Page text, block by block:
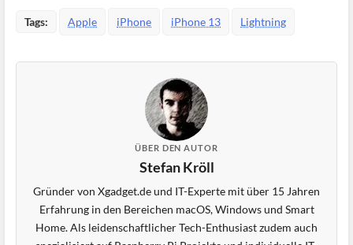
Tags: Apple iPhone iPhone 13 Lightning
ÜBER DEN AUTOR
Stefan Kröll
Gründer von Xgadget.de und IT-Experte mit über 15 Jahren
Erfahrung in den Bereichen macOS, Windows und Smart
Home. Als leidenschaftlicher Tech-Enthusiast zudem auch